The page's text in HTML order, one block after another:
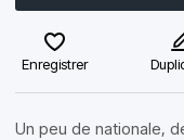
Enregistrer
Un peu de nationale,